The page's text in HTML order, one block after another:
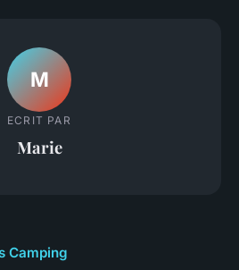
M
ECRIT PAR
Marie
Camping